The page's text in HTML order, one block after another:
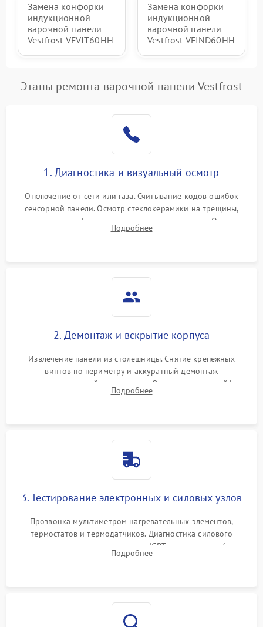
Замена конфорки
индукционной
варочной панели
Vestfrost VFVIT60HH
Замена конфорки
индукционной
варочной панели
Vestfrost VFIND60HH
Этапы ремонта варочной панели Vestfrost
1. Диагностика и визуальный осмотр
Отключение от сети или газа. Считывание кодов ошибок
сенсорной панели. Осмотр стеклокерамики на трещины,
проверка конфорок на равномерность нагрева. Опрос
клиента о симптомах (не включается, не видит посуду,
Подробнее
2. Демонтаж и вскрытие корпуса
Извлечение панели из столешницы. Снятие крепежных
винтов по периметру и аккуратный демонтаж
стеклокерамической поверхности. Отсоединение шлейфов
сенсорного блока для доступа к силовым платам, катушкам
Подробнее
3. Тестирование электронных и силовых узлов
Прозвонка мультиметром нагревательных элементов,
термостатов и термодатчиков. Диагностика силового
модуля, реле, диодных мостов и IGBT-транзисторов (для
индукции). Проверка кранов и газ-контроля (для газовых
Подробнее